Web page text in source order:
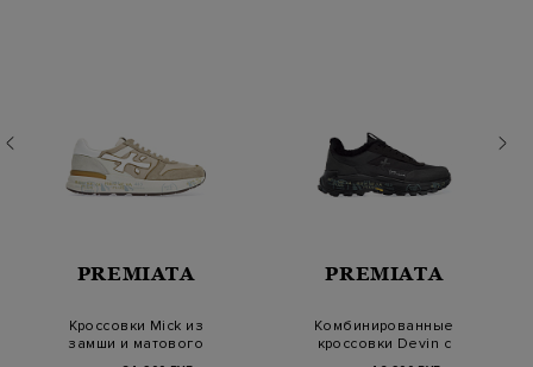
PREMIATA
Кроссовки Mick из
замши и матового
PREMIATA
Комбинированные
кроссовки Devin с